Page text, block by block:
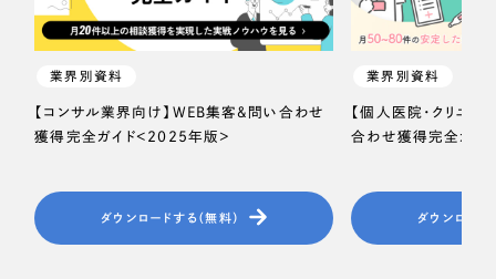
業界別資料
【コンサル業界向け】WEB集客＆問い合わせ
獲得完全ガイド＜2025年版＞
ダウンロードする（無料）
業界別資料
【個人医院・クリニッ
合わせ獲得完全ガイ
ダウンロード